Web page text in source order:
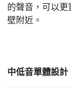
的聲音，可以
壁附近。
中低音單體設計